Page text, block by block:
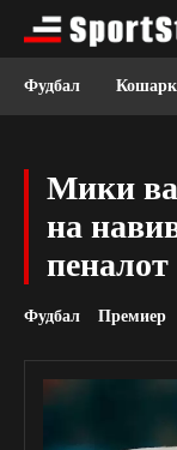
Фудбал
Мики
на
пеналот
Фудбал Премиер